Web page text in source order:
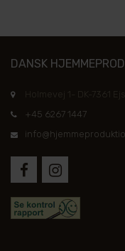
DANSK
Holmevej 1- DK-7361
+45 6267 1447